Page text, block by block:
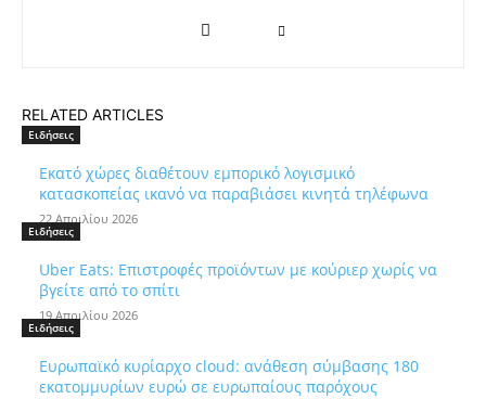
RELATED ARTICLES
Ειδήσεις
Εκατό χώρες διαθέτουν εμπορικό λογισμικό
κατασκοπείας ικανό να παραβιάσει κινητά τηλέφωνα
22 Απριλίου 2026
Ειδήσεις
Uber Eats: Επιστροφές προϊόντων με κούριερ χωρίς να
βγείτε από το σπίτι
19 Απριλίου 2026
Ειδήσεις
Ευρωπαϊκό κυρίαρχο cloud: ανάθεση σύμβασης 180
εκατομμυρίων ευρώ σε ευρωπαίους παρόχους